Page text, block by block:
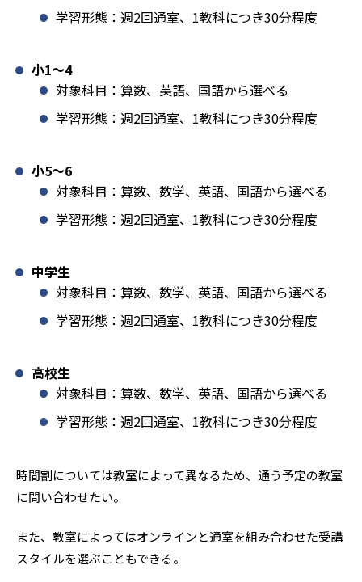
学習形態：週2回通室、1教科につき30分程度
小1️〜4
対象科目：算数、英語、国語から選べる
学習形態：週2回通室、1教科につき30分程度
小5〜6
対象科目：算数、数学、英語、国語から選べる
学習形態：週2回通室、1教科につき30分程度
中学生
対象科目：算数、数学、英語、国語から選べる
学習形態：週2回通室、1教科につき30分程度
高校生
対象科目：算数、数学、英語、国語から選べる
学習形態：週2回通室、1教科につき30分程度
時間割については教室によって異なるため、通う予定の教室
に問い合わせたい。
また、教室によってはオンラインと通室を組み合わせた受講
スタイルを選ぶこともできる。